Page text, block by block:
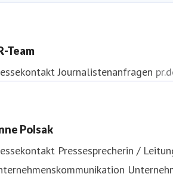
Team
Journalistenanfragen
Polsak
Pressesprecherin /